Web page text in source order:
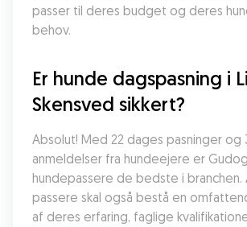
passer til deres budget og deres
behov.
Er hunde dagspasning i
Skensved sikkert?
Absolut! Med 22 dages pasninger og
anmeldelser fra hundeejere er
hundepassere de bedste i branchen.
passere skal også bestå en
af deres erfaring, faglige